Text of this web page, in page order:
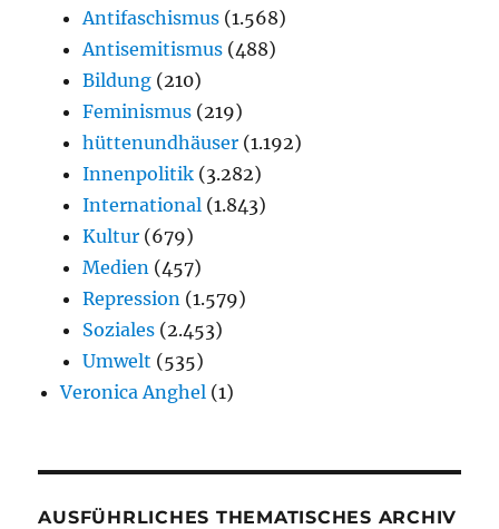
Antifaschismus (1.568)
Antisemitismus (488)
Bildung (210)
Feminismus (219)
hüttenundhäuser (1.192)
Innenpolitik (3.282)
International (1.843)
Kultur (679)
Medien (457)
Repression (1.579)
Soziales (2.453)
Umwelt (535)
Veronica Anghel (1)
AUSFÜHRLICHES THEMATISCHES ARCHIV